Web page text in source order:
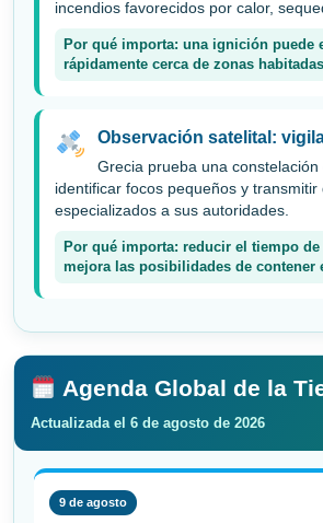
incendios favorecidos por calor,
Por qué importa: una ignición puede
rápidamente cerca de zonas
Observación satelital:
Grecia prueba una constelación
identificar focos pequeños y transmitir
especializados a sus autoridades.
Por qué importa: reducir el tiempo
mejora las posibilidades de contener
Agenda Global de la
Actualizada el 6 de agosto de 2026
9 de agosto